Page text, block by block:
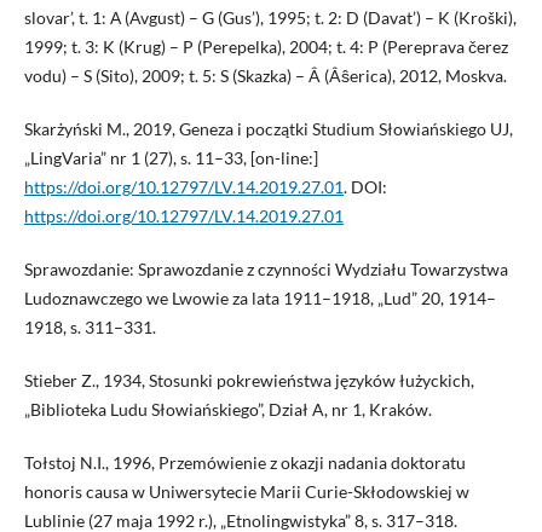
slovar’, t. 1: А (Avgust) – G (Gus’), 1995; t. 2: D (Davat’) – K (Kroški),
1999; t. 3: K (Krug) – P (Perepelka), 2004; t. 4: P (Pereprava čerez
vodu) – S (Sito), 2009; t. 5: S (Skazka) – Â (Âŝerica), 2012, Moskva.
Skarżyński M., 2019, Geneza i początki Studium Słowiańskiego UJ,
„LingVaria” nr 1 (27), s. 11–33, [on-line:]
https://doi.org/10.12797/LV.14.2019.27.01. DOI:
https://doi.org/10.12797/LV.14.2019.27.01
Sprawozdanie: Sprawozdanie z czynności Wydziału Towarzystwa
Ludoznawczego we Lwowie za lata 1911–1918, „Lud” 20, 1914–
1918, s. 311–331.
Stieber Z., 1934, Stosunki pokrewieństwa języków łużyckich,
„Biblioteka Ludu Słowiańskiego”, Dział A, nr 1, Kraków.
Tołstoj N.I., 1996, Przemówienie z okazji nadania doktoratu
honoris causa w Uniwersytecie Marii Curie-Skłodowskiej w
Lublinie (27 maja 1992 r.), „Etnolingwistyka” 8, s. 317–318.